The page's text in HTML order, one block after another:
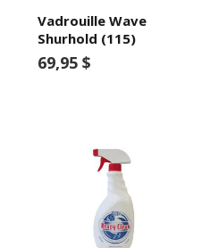
Vadrouille Wave
Shurhold (115)
69,95 $